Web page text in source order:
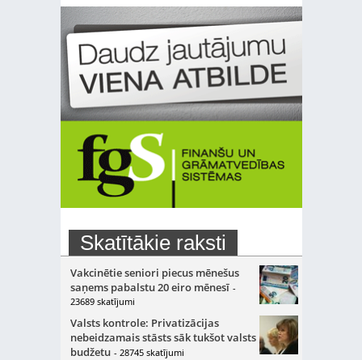
Skatītākie raksti
Vakcinētie seniori piecus mēnešus
saņems pabalstu 20 eiro mēnesī -
23689 skatījumi
Valsts kontrole: Privatizācijas
nebeidzamais stāsts sāk tukšot valsts
budžetu - 28745 skatījumi